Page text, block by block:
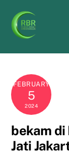
content
FEBRUARY
5
2024
bekam
Jati